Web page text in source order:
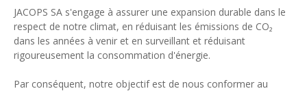
JACOPS SA s'engage à assurer une expansion durable dans le
respect de notre climat, en réduisant les émissions de CO₂
dans les années à venir et en surveillant et réduisant
rigoureusement la consommation d'énergie.
Par conséquent, notre objectif est de nous conformer au